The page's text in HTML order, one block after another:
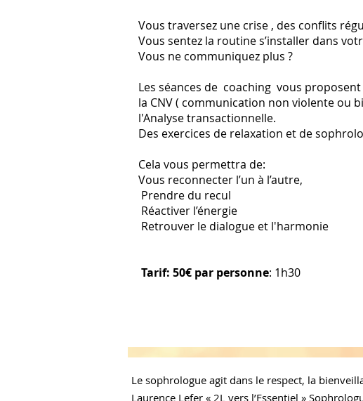
Vous traversez une crise , des conflits
Vous sentez la routine s’installer dans
Vous ne communiquez plus ?
Les séances de coaching vous
la CNV( communication non violente ou
l'Analyse transactionnelle.
Des exercices de relaxation et de
Cela vous permettra de:
Vous reconnecter l’un à l’autre,
Prendre du recul
Réactiver l’énergie
Retrouver le dialogue et l'harmonie
Tarif: 50€ par personne: 1h30
Le sophrologue agit dans le respect, la
Laurence Lefer « 2L vers l’Essentiel »